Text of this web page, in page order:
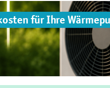
für Ihre